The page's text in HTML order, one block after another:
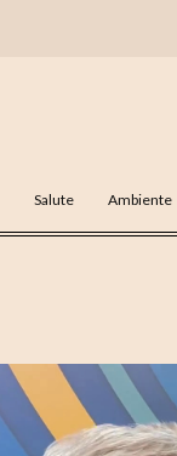
Salute Ambiente